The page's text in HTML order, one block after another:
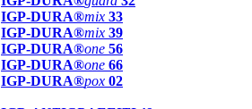
IGP-DURA®mix 33
IGP-DURA®mix 39
IGP-DURA®one 56
IGP-DURA®one 66
IGP-DURA®pox 02